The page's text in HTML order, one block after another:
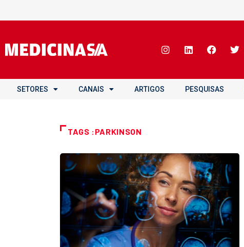
SETORES CANAIS ARTIGOS PESQUISAS
TAGS :PARKINSON